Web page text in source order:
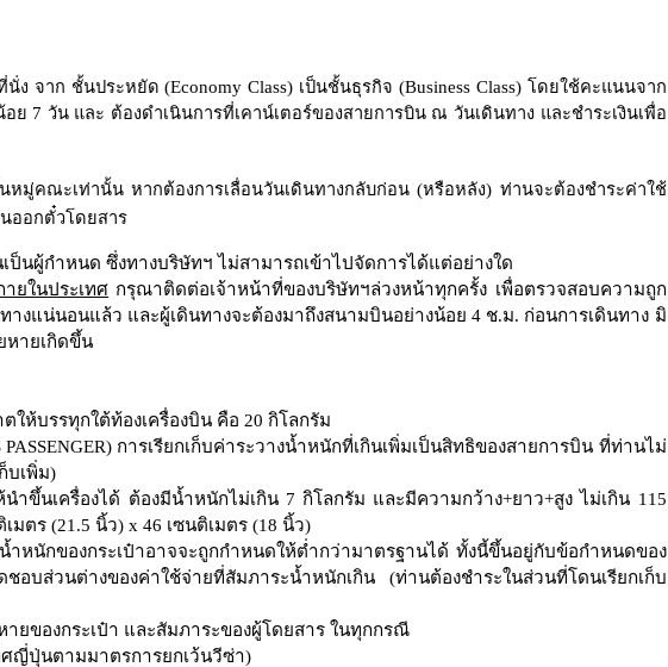
นั่ง จาก ชั้นประหยัด (Economy Class) เป็นชั้นธุรกิจ (Business Class) โดยใช้คะแนนจาก
อย 7 วัน และ ต้องดำเนินการที่เคาน์เตอร์ของสายการบิน ณ วันเดินทาง และชำระเงินเพื่อ
หมู่คณะเท่านั้น หากต้องการเลื่อนวันเดินทางกลับก่อน(หรือหลัง) ท่านจะต้องชำระค่าใช้
ออกตั๋วโดยสาร
ป็นผู้กำหนด ซึ่งทางบริษัทฯ ไม่สามารถเข้าไปจัดการได้แต่อย่างใด
ยในประเทศ กรุณาติดต่อเจ้าหน้าที่ของบริษัทฯล่วงหน้าทุกครั้ง เพื่อตรวจสอบความถูก
างแน่นอนแล้ว และผู้เดินทางจะต้องมาถึงสนามบินอย่างน้อย 4 ช.ม. ก่อนการเดินทาง มิ
หายเกิดขึ้น
ห้บรรทุกใต้ท้องเครื่องบิน คือ 20 กิโลกรัม
การเรียกเก็บค่าระวางน้ำหนักที่เกินเพิ่มเป็นสิทธิของสายการบิน ที่ท่านไม่
บเพิ่ม)
ำขึ้นเครื่องได้ ต้องมีน้ำหนักไม่เกิน 7 กิโลกรัม และมีความกว้าง+ยาว+สูง ไม่เกิน 115
เมตร (21.5 นิ้ว) x 46 เซนติเมตร (18 นิ้ว)
ำหนักของกระเป๋าอาจจะถูกกำหนดให้ต่ำกว่ามาตรฐานได้ ทั้งนี้ขึ้นอยู่กับข้อกำหนดของ
อบส่วนต่างของค่าใช้จ่ายที่สัมภาระน้ำหนักเกิน (ท่านต้องชำระในส่วนที่โดนเรียกเก็บ
ยของกระเป๋า และสัมภาระของผู้โดยสาร ในทุกกรณี
ญี่ปุ่นตามมาตรการยกเว้นวีซ่า)